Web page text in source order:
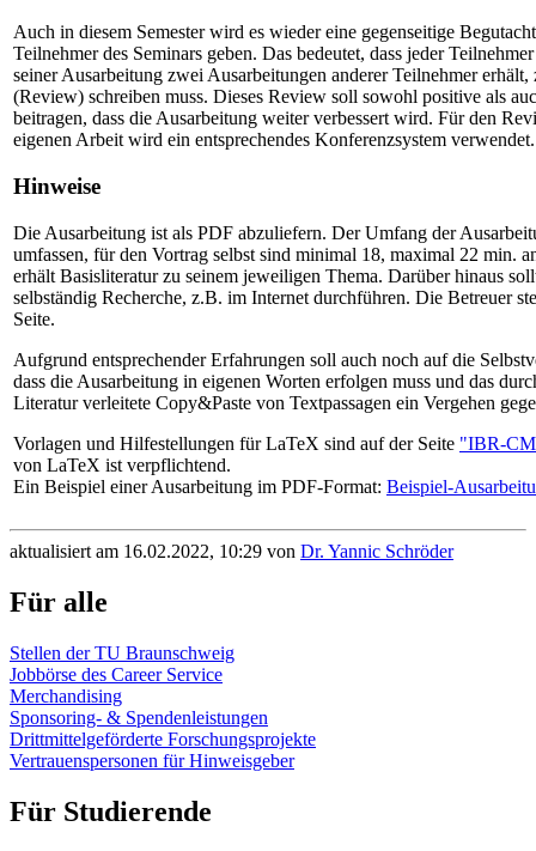
Auch in diesem Semester wird es wieder eine gegenseitige
Teilnehmer des Seminars geben. Das bedeutet, dass jeder
seiner Ausarbeitung zwei Ausarbeitungen anderer Teilnehmer
(Review) schreiben muss. Dieses Review soll sowohl positive als
beitragen, dass die Ausarbeitung weiter verbessert wird. Für den
eigenen Arbeit wird ein entsprechendes Konferenzsystem verwendet.
Hinweise
Die Ausarbeitung ist als PDF abzuliefern. Der Umfang der
umfassen, für den Vortrag selbst sind minimal 18, maximal 22 min.
erhält Basisliteratur zu seinem jeweiligen Thema. Darüber hinaus
selbständig Recherche, z.B. im Internet durchführen. Die Betreuer
Seite.
Aufgrund entsprechender Erfahrungen soll auch noch auf die
dass die Ausarbeitung in eigenen Worten erfolgen muss und das
Literatur verleitete Copy&Paste von Textpassagen ein Vergehen
Vorlagen und Hilfestellungen für LaTeX sind auf der Seite "IBR-
von LaTeX ist verpflichtend.
Ein Beispiel einer Ausarbeitung im PDF-Format: Beispiel-
aktualisiert am 16.02.2022, 10:29 von Dr. Yannic Schröder
Für alle
Stellen der TU Braunschweig
Jobbörse des Career Service
Merchandising
Sponsoring- & Spendenleistungen
Drittmittelgeförderte Forschungsprojekte
Vertrauenspersonen für Hinweisgeber
Für Studierende